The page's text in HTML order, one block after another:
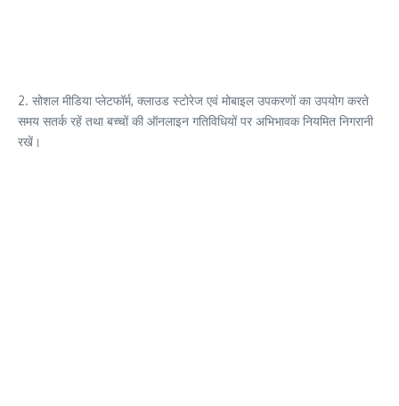
2. सोशल मीडिया प्लेटफॉर्म, क्लाउड स्टोरेज एवं मोबाइल उपकरणों का उपयोग करते
समय सतर्क रहें तथा बच्चों की ऑनलाइन गतिविधियों पर अभिभावक नियमित निगरानी
रखें।